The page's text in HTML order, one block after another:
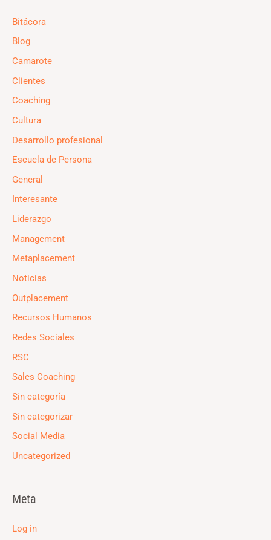
Bitácora
Blog
Camarote
Clientes
Coaching
Cultura
Desarrollo profesional
Escuela de Persona
General
Interesante
Liderazgo
Management
Metaplacement
Noticias
Outplacement
Recursos Humanos
Redes Sociales
RSC
Sales Coaching
Sin categoría
Sin categorizar
Social Media
Uncategorized
Meta
Log in